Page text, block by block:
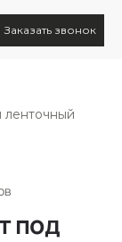
Заказать звонок
ленточный
под